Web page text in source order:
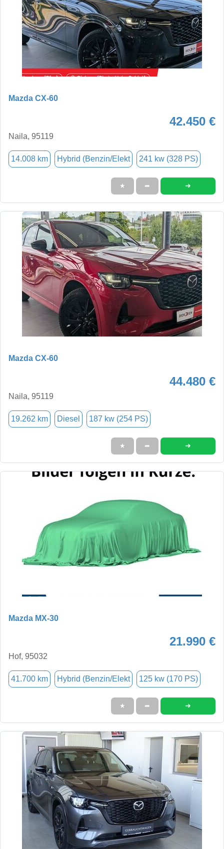
Mazda CX-60
42.450 €
Naila, 95119
14.008 km Hybrid (Benzin/Elekt 241 kw (328 PS)
★ ➦ ➜
Mazda CX-60
44.480 €
Naila, 95119
19.262 km Diesel 187 kw (254 PS)
★ ➦ ➜
Mazda MX-30
21.990 €
Hof, 95032
41.700 km Hybrid (Benzin/Elekt 125 kw (170 PS)
★ ➦ ➜